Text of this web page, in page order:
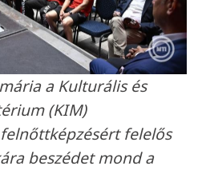
a Kulturális és
(KIM)
felelős
beszédet mond a